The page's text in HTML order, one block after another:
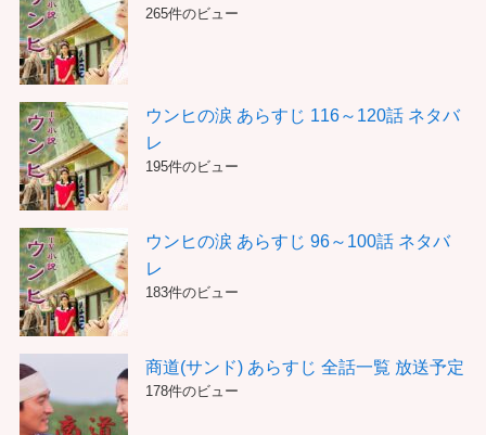
265件のビュー
ウンヒの涙 あらすじ 116～120話 ネタバ
レ
195件のビュー
ウンヒの涙 あらすじ 96～100話 ネタバ
レ
183件のビュー
商道(サンド) あらすじ 全話一覧 放送予定
178件のビュー